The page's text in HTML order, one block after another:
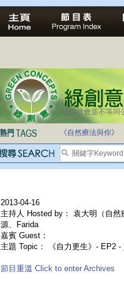
法治社會並不等同
自家教育合法化-
《自然療法與你》
2013-04-16
主持人 Hosted by： 袁大明（自
源、Farida
嘉賓 Guest：
主題 Topic： 《自力更生》- EP2 -
節目重溫 Click to enter Archives